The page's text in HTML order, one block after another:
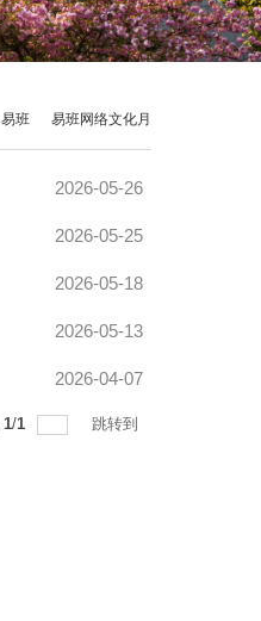
易班 易班网络文化月
2026-05-26
2026-05-25
2026-05-18
2026-05-13
2026-04-07
1/1 跳转到